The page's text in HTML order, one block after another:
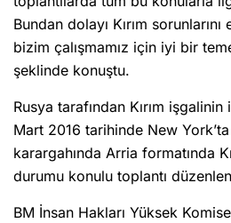
Bundan dolayı Kırım
bizim çalışmamız için iyi bir
şeklinde konuştu.
Rusya tarafından Kırım
Mart 2016 tarihinde New
karargahında Arria formatında
durumu konulu toplantı
BM İnsan Hakları Yüksek